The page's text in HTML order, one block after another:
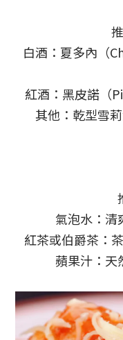
白酒：夏多內（
紅酒：黑皮諾（
其他：乾型雪
氣泡水：清
紅茶或伯爵茶：
蘋果汁：天